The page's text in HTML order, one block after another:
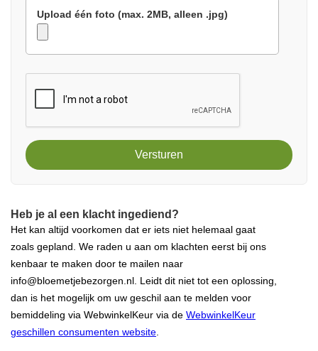
Upload één foto (max. 2MB, alleen .jpg)
Versturen
Heb je al een klacht ingediend?
Het kan altijd voorkomen dat er iets niet helemaal gaat
zoals gepland. We raden u aan om klachten eerst bij ons
kenbaar te maken door te mailen naar
info@bloemetjebezorgen.nl. Leidt dit niet tot een oplossing,
dan is het mogelijk om uw geschil aan te melden voor
bemiddeling via WebwinkelKeur via de WebwinkelKeur
geschillen consumenten website